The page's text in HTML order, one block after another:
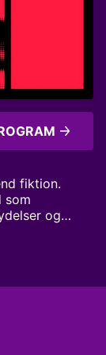
fiktion.
som
og